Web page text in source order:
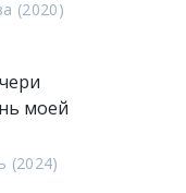
(2020)
моей
(2024)